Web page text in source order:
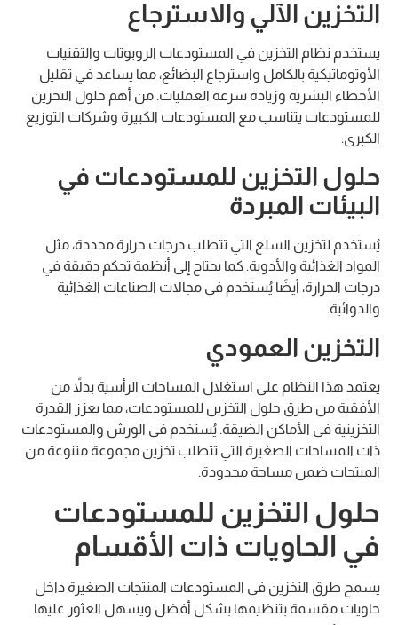
التخزين الآلي والاسترجاع
يستخدم نظام التخزين في المستودعات الروبوتات والتقنيات
الأوتوماتيكية بالكامل واسترجاع البضائع، مما يساعد في تقليل
الأخطاء البشرية وزيادة سرعة العمليات. من أهم حلول التخزين
للمستودعات يتناسب مع المستودعات الكبيرة وشركات التوزيع
الكبرى.
حلول التخزين للمستودعات في
البيئات المبردة
يُستخدم لتخزين السلع التي تتطلب درجات حرارة محددة، مثل
المواد الغذائية والأدوية. كما يحتاج إلى أنظمة تحكم دقيقة في
درجات الحرارة، أيضًا يُستخدم في مجالات الصناعات الغذائية
والدوائية.
التخزين العمودي
يعتمد هذا النظام على استغلال المساحات الرأسية بدلاً من
الأفقية من طرق حلول التخزين للمستودعات، مما يعزز القدرة
التخزينية في الأماكن الضيقة. يُستخدم في الورش والمستودعات
ذات المساحات الصغيرة التي تتطلب تخزين مجموعة متنوعة من
المنتجات ضمن مساحة محدودة.
حلول التخزين للمستودعات
في الحاويات ذات الأقسام
يسمح طرق التخزين في المستودعات المنتجات الصغيرة داخل
حاويات مقسمة بتنظيمها بشكل أفضل ويسهل العثور عليها